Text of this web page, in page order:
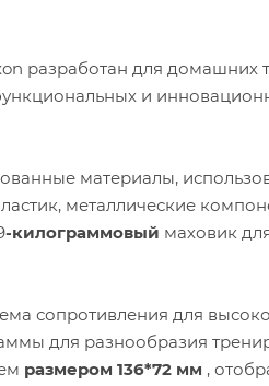
разработан для домашних
и
материалы,
металлические
-килограммовый маховик
сопротивления для
для разнообразия
размером 136*72 мм ,